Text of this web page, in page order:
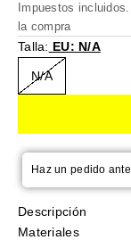
Impuestos
la compra
Talla: EU: N/A
N/A
Haz un pedido
Descripción
Materiales